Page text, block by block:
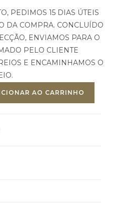
PEDIMOS 15 DIAS ÚTEIS
DA COMPRA. CONCLUÍDO
ENVIAMOS PARA O
PELO CLIENTE
E ENCAMINHAMOS O
AO CARRINHO